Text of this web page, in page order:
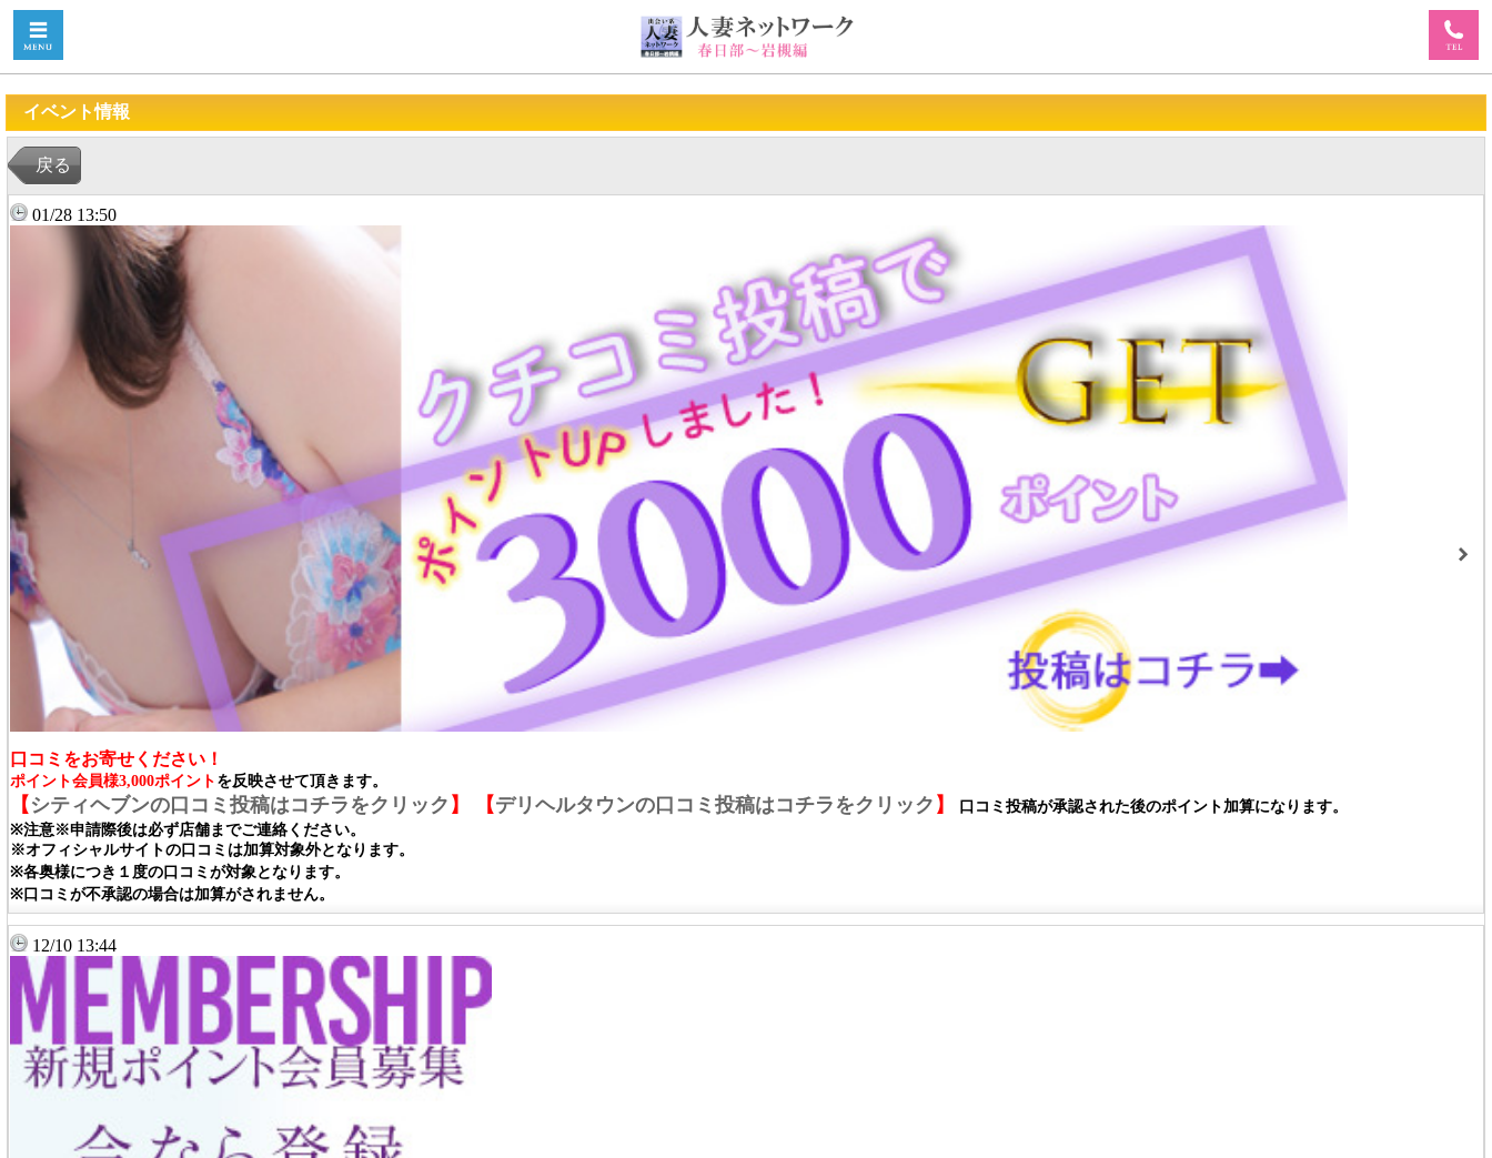
イベント情報
戻る
01/28 13:50
口コミをお寄せください！
ポイント会員様3,000ポイント を反映させて頂きます。
【 シティヘブンの口コミ投稿はコチラをクリック 】 【デリヘルタウンの口コミ投稿はコチラをクリック 】
口コミ投稿が承認された後のポイント加算になります。
※注意※申請際後は必ず店舗までご連絡ください。
※オフィシャルサイトの口コミは加算対象外となります。
※各奥様につき１度の口コミが対象となります。
※口コミが不承認の場合は加算がされません。
12/10 13:44